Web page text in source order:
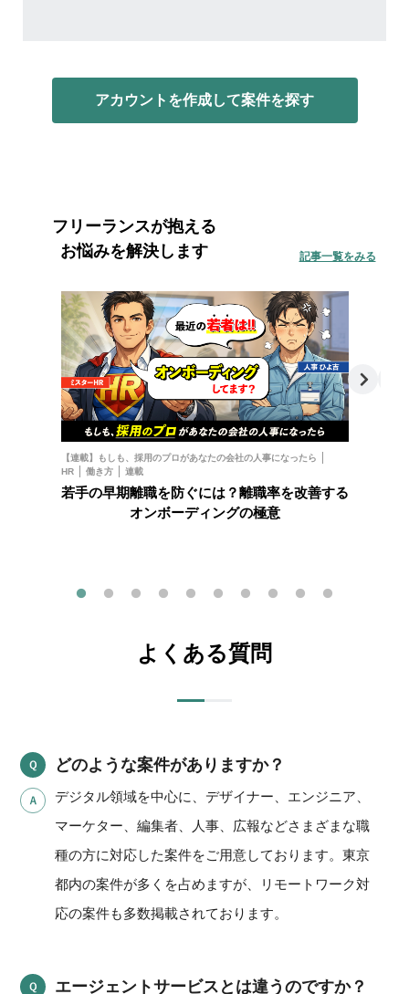
アカウントを作成して案件を探す
フリーランスが抱える
お悩みを解決します
【連載】もしも、採用のプロがあなたの会社の人事になったら
HR
働き方 連載
若手の早期離職を防ぐには？離職率を改善する
オンボーディングの極意
記事一覧をみる
よくある質問
どのような案件がありますか？
デジタル領域を中心に、デザイナー、エンジニア、
マーケター、編集者、人事、広報などさまざまな職
種の方に対応した案件をご用意しております。東京
都内の案件が多くを占めますが、リモートワーク対
応の案件も多数掲載されております。
エージェントサービスとは違うのですか？